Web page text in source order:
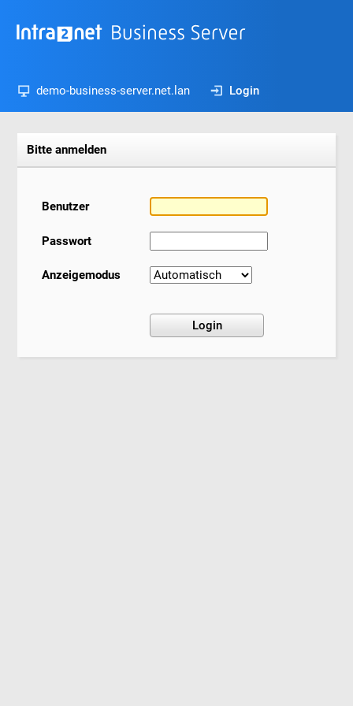
demo-business-server.net.lan Login
Bitte anmelden
Benutzer
Passwort
Anzeigemodus